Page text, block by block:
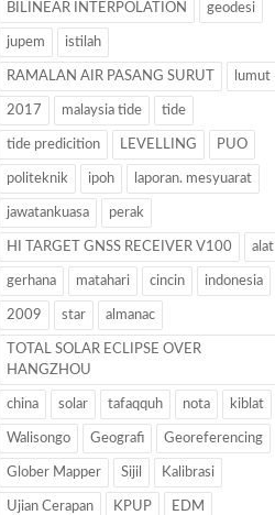
BILINEAR INTERPOLATION geodesi
jupem istilah
RAMALAN AIR PASANG SURUT lumut
2017 malaysia tide tide
tide predicition LEVELLING PUO
politeknik ipoh laporan. mesyuarat
jawatankuasa perak
HI TARGET GNSS RECEIVER V100 alat
gerhana matahari cincin indonesia
2009 star almanac
TOTAL SOLAR ECLIPSE OVER
HANGZHOU
china solar tafaqquh nota kiblat
Walisongo Geografi Georeferencing
Glober Mapper Sijil Kalibrasi
Ujian Cerapan KPUP EDM